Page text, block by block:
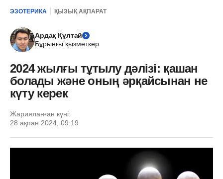
ЭЗОТЕРИКА ҚЫЗЫҚ АҚПАРАТ
Ардақ Құлтай
Бұрынғы қызметкер
2024 жылғы тұтылу дәлізі: қашан
болады және оның әрқайсынан не
күту керек
Жарияланған күні:
28 ақпан 2024, 09:19